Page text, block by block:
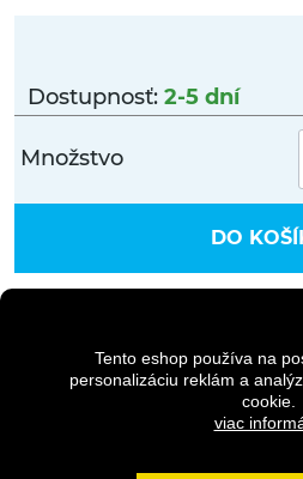
Tento eshop používa na
personalizáciu reklám a
cookie.
viac
Dostupnosť: 2-5 dní
Množstvo
DO